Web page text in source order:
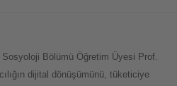
Bölümü Öğretim Üyesi Prof.
dijital dönüşümünü, tüketiciye